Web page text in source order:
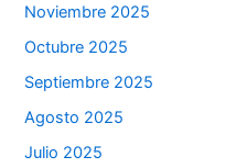
Noviembre 2025
Octubre 2025
Septiembre 2025
Agosto 2025
Julio 2025